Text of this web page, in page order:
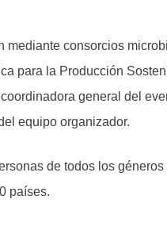
mediante consorcios
para la Producción
general del
equipo organizador.
de todos los
países.